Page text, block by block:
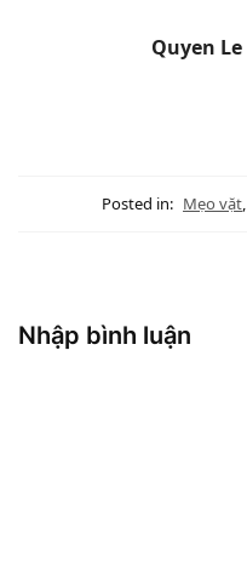
Quyen Le
Posted in: Mẹo vặt,
Nhập bình luận